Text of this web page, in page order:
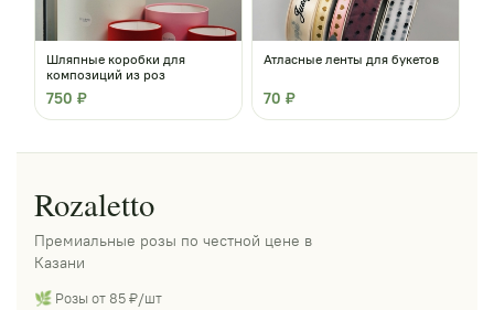
Шляпные коробки для
композиций из роз
750 ₽
Атласные ленты для букетов
70 ₽
Rozaletto
Премиальные розы по честной цене в
Казани
🌿 Розы от 85 ₽/шт